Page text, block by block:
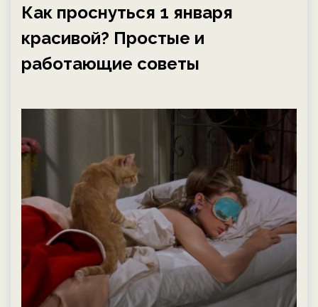
Как проснуться 1 января
красивой? Простые и
работающие советы